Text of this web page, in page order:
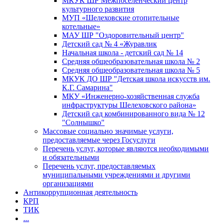
культурного развития
МУП «Шелеховские отопительные
котельные»
МАУ ШР "Оздоровительный центр"
Детский сад № 4 «Журавлик
Начальная школа - детский сад № 14
Средняя общеобразовательная школа № 2
Средняя общеобразовательная школа № 5
МКУК ДО ШР "Детская школа искусств им.
К.Г. Самарина"
МКУ «Инженерно-хозяйственная служба
инфраструктуры Шелеховского района»
Детский сад комбинированного вида № 12
"Солнышко"
Массовые социально значимые услуги,
предоставляемые через Госуслуги
Перечень услуг, которые являются необходимыми
и обязательными
Перечень услуг, предоставляемых
муниципальными учреждениями и другими
организациями
Антикоррупционная деятельность
КРП
ТИК
...